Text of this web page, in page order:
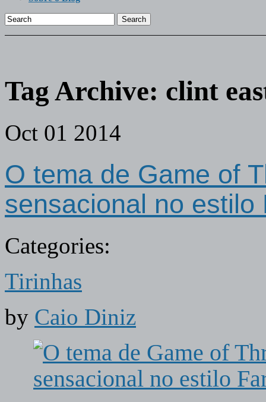
Search
Tag Archive: clint
Oct 01 2014
O tema de Game of
sensacional no estilo
Categories:
Tirinhas
by Caio Diniz